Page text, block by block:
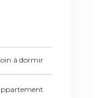
à dormir